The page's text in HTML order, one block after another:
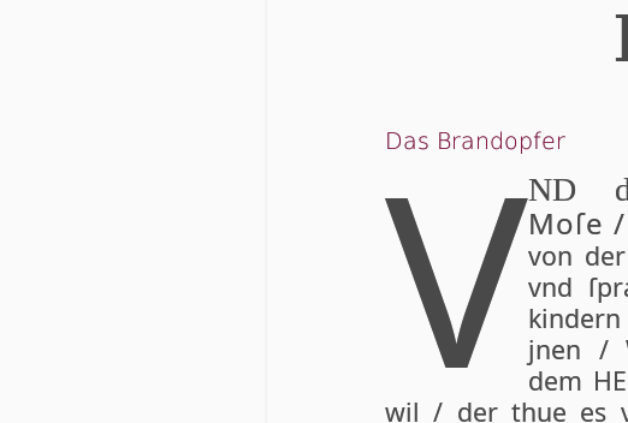
Das Brandopfer
VND
Moſe
von
vnd
kin­dern
jnen /
dem
wil / der thue es